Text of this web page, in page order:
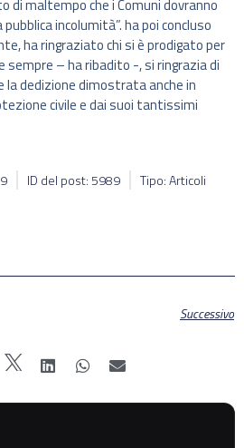
maltempo che i Comuni dovranno
incolumità”. ha poi concluso
ha ringraziato chi si è prodigato per
sempre – ha ribadito -, si ringrazia di
la dedizione dimostrata anche in
civile e dai suoi tantissimi
ID del post: 5989 Tipo: Articoli
Successivo